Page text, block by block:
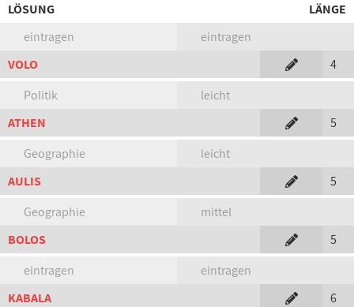
LÖSUNG
LÄNGE
eintragen
eintragen
VOLO
4
Politik
leicht
ATHEN
5
Geographie
leicht
AULIS
5
Geographie
mittel
BOLOS
5
eintragen
eintragen
KABALA
6